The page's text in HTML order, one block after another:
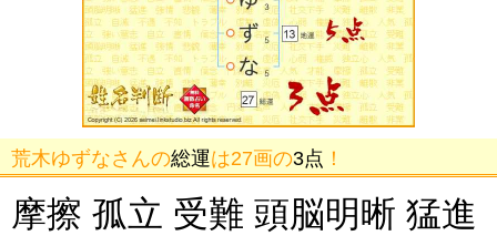
荒木ゆずなさんの総運は27画の3点 ！
摩擦 孤立 受難 頭脳明晰 猛進